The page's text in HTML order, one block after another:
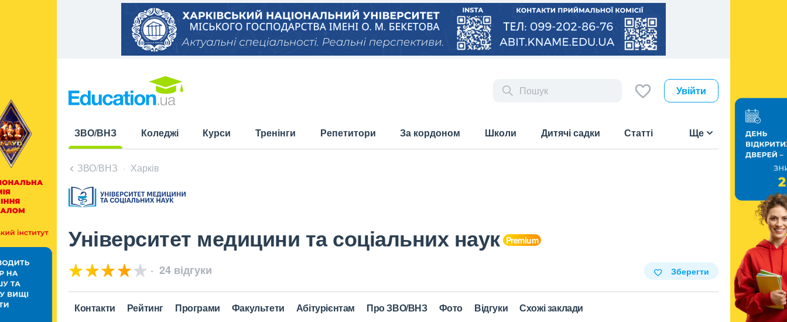
Увійти
ЗВО/ВНЗ
Коледжі Курси Тренінги Репетитори За кордоном Школи Дитячі садки Статті Ще
ЗВО/ВНЗ Харків
Університет медицини та соціальних наук
24 відгуки Зберегти
Контакти Рейтинг Програми Факультети Абітурієнтам Про ЗВО/ВНЗ Фото Відгуки Схожі заклади